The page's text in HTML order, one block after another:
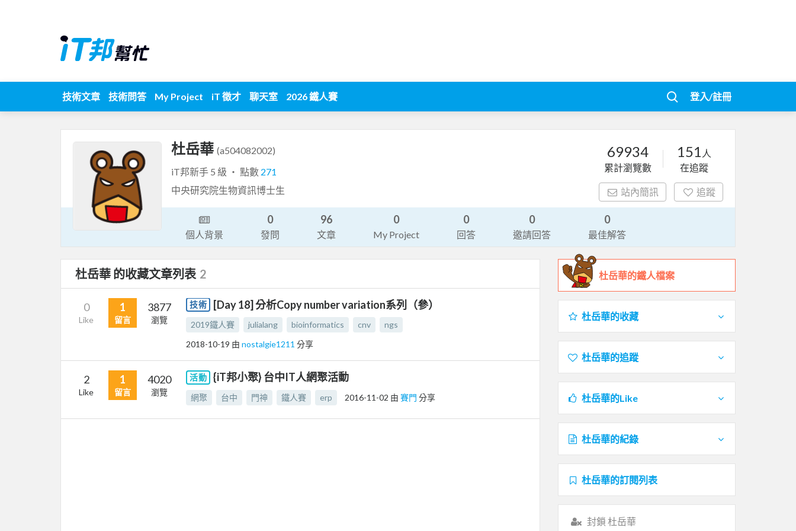
技術文章 技術問答 My Project iT 徵才 聊天室 2026 鐵人賽 登入/註冊
杜岳華 (a504082002)
iT邦新手 5 級 ‧ 點數 271
中央研究院生物資訊博士生
69934
累計瀏覽數
151 人
在追蹤
站內簡訊 追蹤
個人背景
0
發問
96
文章
0
My Project
0
回答
0
邀請回答
0
最佳解答
杜岳華 的收藏文章列表 2
0
Like
1
留言
3877
瀏覽
技術 [Day 18] 分析Copy number variation系列（參）
2019鐵人賽 julialang bioinformatics cnv
ngs
2018-10-19 由 nostalgie1211 分享
2
Like
1
留言
4020
瀏覽
活動 {iT邦小聚} 台中IT人網聚活動
網聚 台中 門神 鐵人賽 erp 2016-11-02 由 賽門 分享
杜岳華的鐵人檔案
杜岳華的收藏
杜岳華的追蹤
杜岳華的Like
杜岳華的紀錄
杜岳華的訂閱列表
封鎖 杜岳華